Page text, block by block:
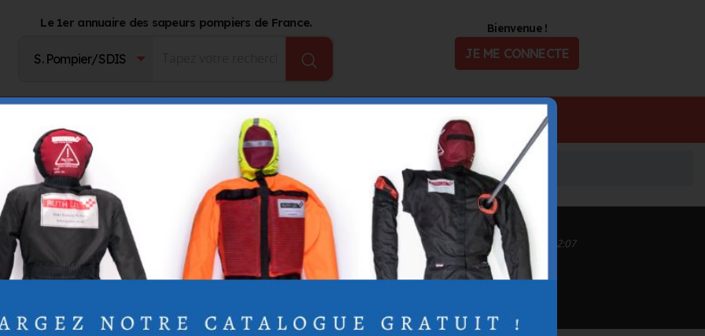
Le 1er annuaire des sapeurs pompiers de France. Bienvenue !
JE ME CONNECTE
Journal d'actualité Offres d'Emploi
Michel
Inscrit depuis le 13/09/2020 à 13:11
Informations mises à jour le 02/11/2020 à 12:07